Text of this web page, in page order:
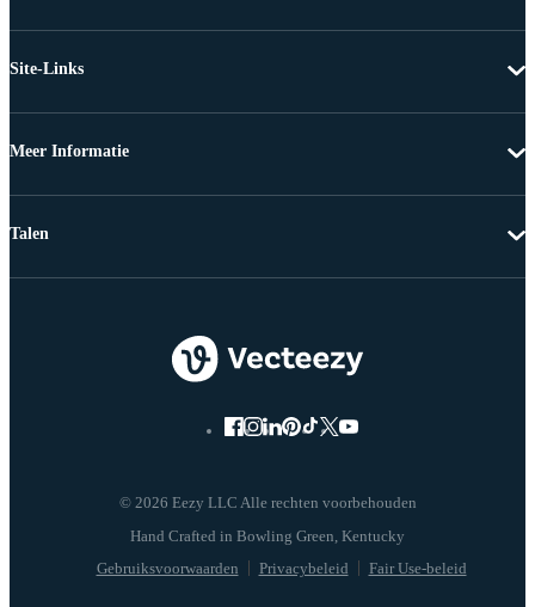
Site-Links
Meer Informatie
© 2026 Eezy LLC Alle rechten voorbehouden
Gebruiksvoorwaarden Privacybeleid Fair Use-beleid
Talen